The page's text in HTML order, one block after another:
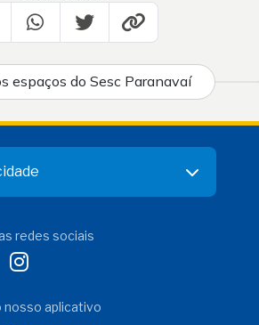
espaços do Sesc Paranavaí
redes sociais
nosso aplicativo